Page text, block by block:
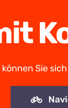
können Sie